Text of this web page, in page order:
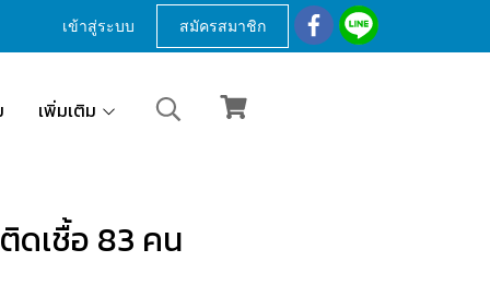
เข้าสู่ระบบ สมัครสมาชิก
เพิ่มเติม
ดเชื้อ 83 คน